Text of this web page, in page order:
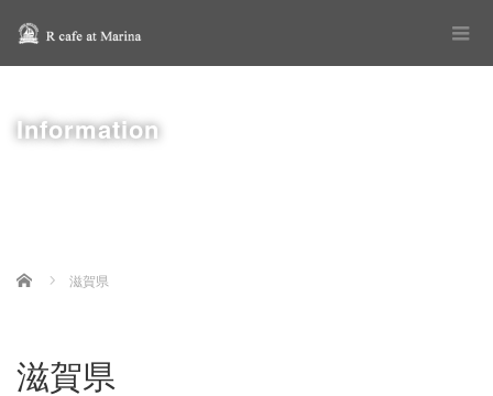
Information
Home 滋賀県
滋賀県